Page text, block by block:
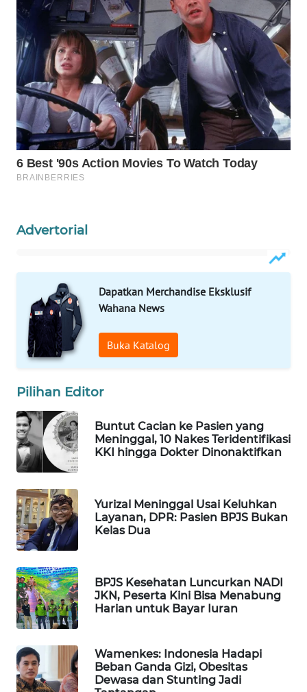
Advertorial
Dapatkan Merchandise Eksklusif
Wahana News
Buka Katalog
Pilihan Editor
Buntut Cacian ke Pasien yang
Meninggal, 10 Nakes Teridentifikasi
KKI hingga Dokter Dinonaktifkan
Yurizal Meninggal Usai Keluhkan
Layanan, DPR: Pasien BPJS Bukan
Kelas Dua
BPJS Kesehatan Luncurkan NADI
JKN, Peserta Kini Bisa Menabung
Harian untuk Bayar Iuran
Wamenkes: Indonesia Hadapi
Beban Ganda Gizi, Obesitas
Dewasa dan Stunting Jadi
CO ID
WAHANANEWS
NET
WAHANA
SPORT
WAHANA
UMKM
WAHANA
OTOMOTIF
WAHANA
HEALTH
WAHANA
DESA
WISATA
LAPAK
Wahana
Network
LISTRIK
MASYARAKAT
KELISTRIKAN
WALINKI
ID